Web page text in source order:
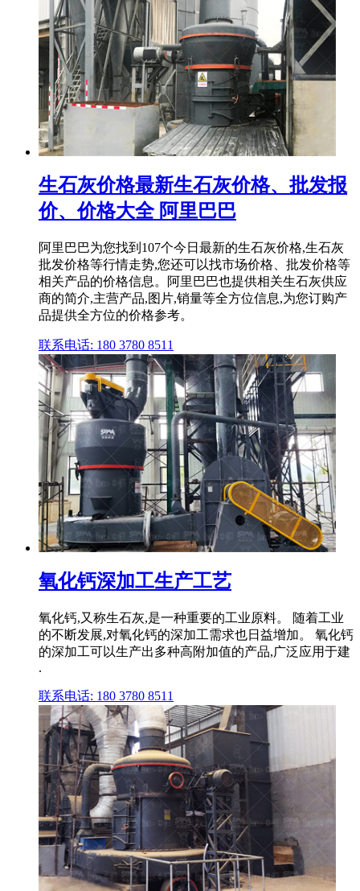
生石灰价格最新生石灰价格、批发报
价、价格大全 阿里巴巴
阿里巴巴为您找到107个今日最新的生石灰价格,生石灰
批发价格等行情走势,您还可以找市场价格、批发价格等
相关产品的价格信息。阿里巴巴也提供相关生石灰供应
商的简介,主营产品,图片,销量等全方位信息,为您订购产
品提供全方位的价格参考。
联系电话: 180 3780 8511
氧化钙深加工生产工艺
氧化钙,又称生石灰,是一种重要的工业原料。 随着工业
的不断发展,对氧化钙的深加工需求也日益增加。 氧化钙
的深加工可以生产出多种高附加值的产品,广泛应用于建
.
联系电话: 180 3780 8511